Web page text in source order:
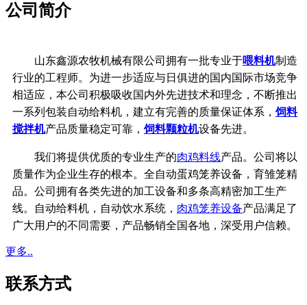
公司简介
山东鑫源农牧机械有限公司拥有一批专业于喂料机制造
行业的工程师。为进一步适应与日俱进的国内国际市场竞争
相适应，本公司积极吸收国内外先进技术和理念，不断推出
一系列包装自动给料机，建立有完善的质量保证体系，饲料
搅拌机产品质量稳定可靠，饲料颗粒机设备先进。
我们将提供优质的专业生产的肉鸡料线产品。公司将以
质量作为企业生存的根本。全自动蛋鸡笼养设备，育雏笼精
品。公司拥有各类先进的加工设备和多条高精密加工生产
线。
自动给料机，自动饮水系统， 肉鸡笼养设备产品满足了
广大用户的不同需要，产品畅销全国各地，深受用户信赖。
更多..
联系方式